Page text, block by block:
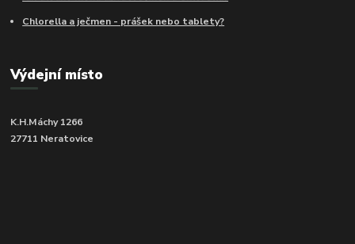
Chlorella a ječmen - prášek nebo tablety?
Výdejní místo
K.H.Máchy 1266
27711 Neratovice